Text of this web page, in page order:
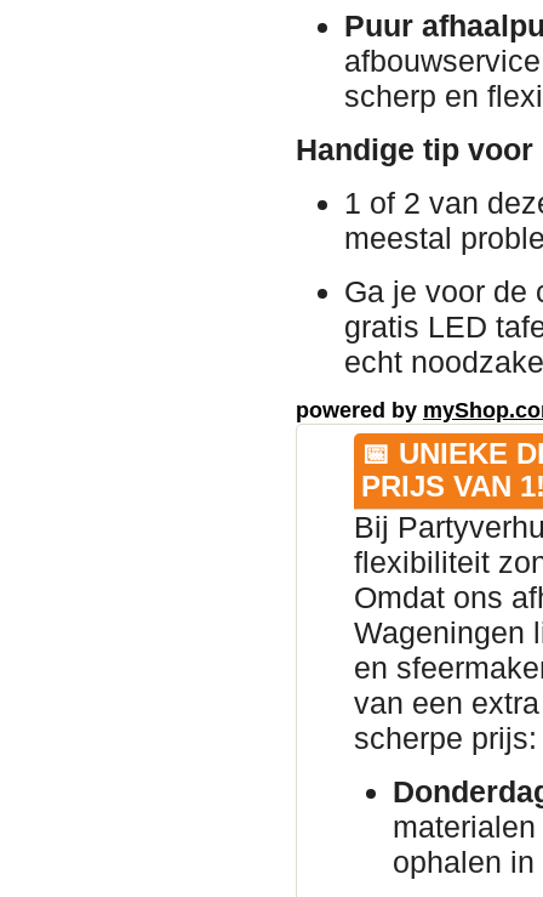
Puur
scherp en
Handige tip
1 of 2 van
meestal
Ga je voor de
gratis LED
echt
powered by
📅 UNIEKE
PRIJS VAN
Bij
flexibiliteit
Omdat ons
Wageningen
en
van een
scherpe prijs:
ophalen